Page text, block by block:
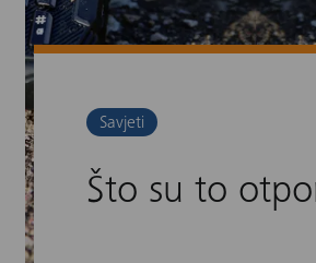
Savjeti
Što su to